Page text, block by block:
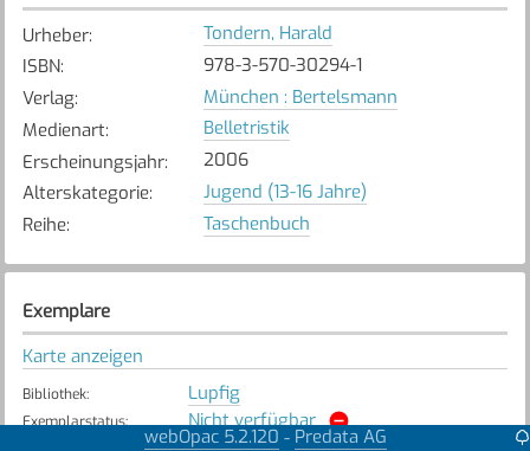
Urheber:
Tondern, Harald
ISBN:
978-3-570-30294-1
Verlag:
München : Bertelsmann
Medienart:
Belletristik
Erscheinungsjahr:
2006
Alterskategorie:
Jugend (13-16 Jahre)
Reihe: Taschenbuch
Exemplare
Karte anzeigen
Bibliothek: Lupfig
Exemplarstatus: Nicht verfügbar
webOpac 5.2.120 - Predata AG